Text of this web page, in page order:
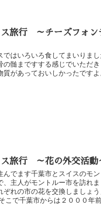
ス旅行 ～チーズフォン
ではいろいろ食してまいりま
の髄まですする感じでいただ
質があっておいしかったです
ス旅行 ～花の外交活動
んでます千葉市とスイスのモ
、主人がモントルー市を訪れ
ぞれの市の花を交換しましょ
こで千葉市からは２０００年前